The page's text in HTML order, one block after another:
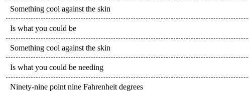
Something cool against the skin
Is what you could be
Something cool against the skin
Is what you could be needing
Ninety-nine point nine Fahrenheit degrees